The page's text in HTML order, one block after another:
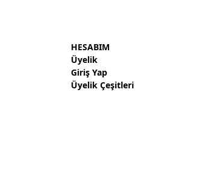
HESABIM
Üyelik
Giriş Yap
Üyelik Çeşitleri